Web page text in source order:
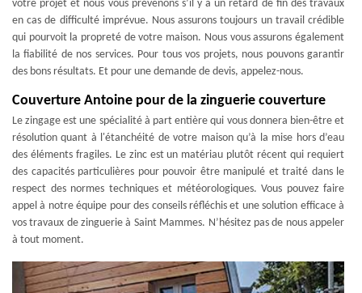
votre projet et nous vous prévenons s’il y a un retard de fin des travaux
en cas de difficulté imprévue. Nous assurons toujours un travail crédible
qui pourvoit la propreté de votre maison. Nous vous assurons également
la fiabilité de nos services. Pour tous vos projets, nous pouvons garantir
des bons résultats. Et pour une demande de devis, appelez-nous.
Couverture Antoine pour de la zinguerie couverture
Le zingage est une spécialité à part entière qui vous donnera bien-être et
résolution quant à l'étanchéité de votre maison qu’à la mise hors d’eau
des éléments fragiles. Le zinc est un matériau plutôt récent qui requiert
des capacités particulières pour pouvoir être manipulé et traité dans le
respect des normes techniques et météorologiques. Vous pouvez faire
appel à notre équipe pour des conseils réfléchis et une solution efficace à
vos travaux de zinguerie à Saint Mammes. N’hésitez pas de nous appeler
à tout moment.